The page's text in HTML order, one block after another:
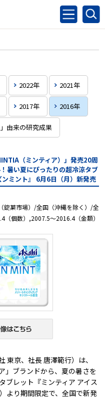
2022年 2021年
2017年 2016年
由来の研究成果
（ミンティア）」発売20周
暑い夏にぴったりの超冷涼タブ
ミント』 6月6日（月）新発売
錠菓市場）/全国（沖縄を除く）/全
（個数）,2007.5～2016.4（金額）
東京、社長 唐澤範行）は、
」ブランドから、夏の暑さを
ブレット『ミンティア アイス
より期間限定で、全国で新発